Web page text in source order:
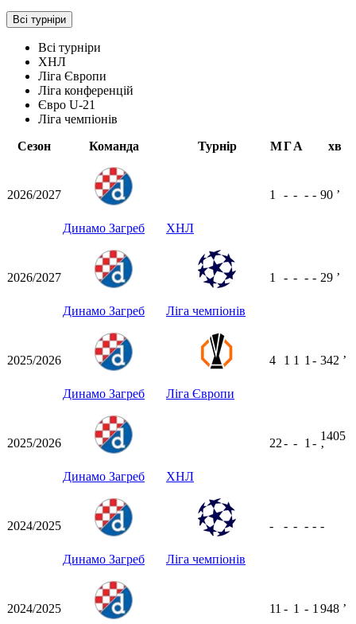
Всі турніри
Всі турніри
ХНЛ
Ліга Європи
Ліга конференцій
Євро U-21
Ліга чемпіонів
Сезон
Команда Турнір МГА хв
2026/2027
Динамо Загреб ХНЛ
1 - - - - 90 ʼ
2026/2027
Динамо Загреб Ліга чемпіонів
1 - - - - 29 ʼ
2025/2026
Динамо Загреб Ліга Європи
4 1 1 1 - 342 ʼ
2025/2026
Динамо Загреб ХНЛ
22- - 1 -
1405
ʼ
2024/2025
Динамо Загреб Ліга чемпіонів
- - - - - -
2024/2025 11 - 1 - 1 948 ʼ